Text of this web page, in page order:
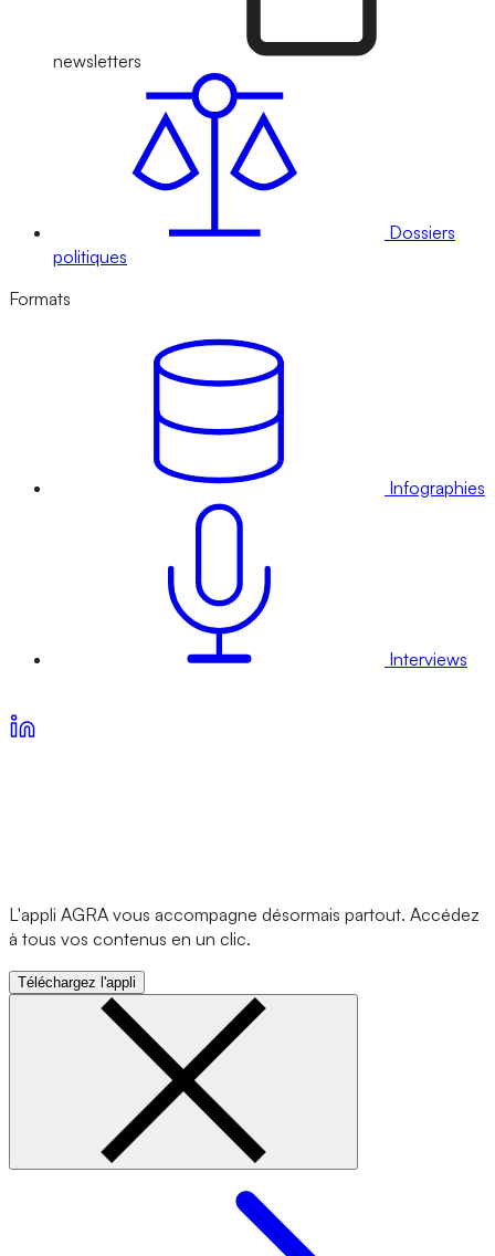
newsletters
Dossiers
politiques
Formats
Infographies
Interviews
L'appli AGRA vous accompagne désormais partout. Accédez
à tous vos contenus en un clic.
Téléchargez l'appli